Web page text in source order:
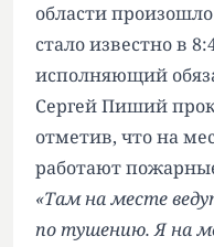
области
стало известно в
исполняющий
Сергей Пиший
отметив, что на
работают
«Там на месте
по тушению. Я на